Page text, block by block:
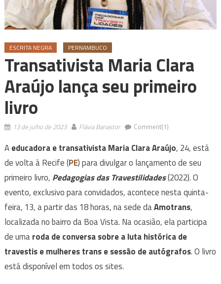
ESCRITA NEGRA PERNAMBUCO
Transativista Maria Clara
Araújo lança seu primeiro
livro
13 de julho de 2023 Flávia Banastor Comment(1)
Aeducadora e transativista Maria Clara Araújo, 24, está
de volta à Recife (PE) para divulgar o lançamento de seu
primeiro livro, Pedagogias das Travestilidades(2022). O
evento, exclusivo para convidados, acontece nesta quinta-
feira, 13, a partir das 18 horas, na sede daAmotrans,
localizada no bairro da Boa Vista. Na ocasião, ela participa
de umaroda de conversa sobre a luta histórica de
travestis e mulheres trans e sessão de autógrafos. O livro
está disponível em todos os sites.